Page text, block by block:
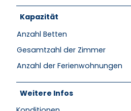
Kapazität
Anzahl Betten
Gesamtzahl der Zimmer
Anzahl der Ferienwohnungen
Weitere Infos